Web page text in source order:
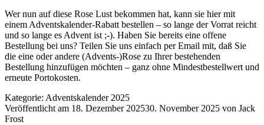
Wer nun auf diese Rose Lust bekommen hat, kann sie hiermit
einem Adventskalender-Rabatt bestellen – so lange der Vorrat reicht
und so lange es Advent ist ;-). Haben Sie bereits eine offene
Bestellung bei uns? Teilen Sie uns einfach per Email mit, daß Sie
die eine oder andere (Advents-)Rose zu Ihrer bestehenden
Bestellung hinzufügen möchten – ganz ohne Mindestbestellwert und
erneute Portokosten.
Kategorie: Adventskalender 2025
Veröffentlicht am 18. Dezember 202530. November 2025 von Jack
Frost